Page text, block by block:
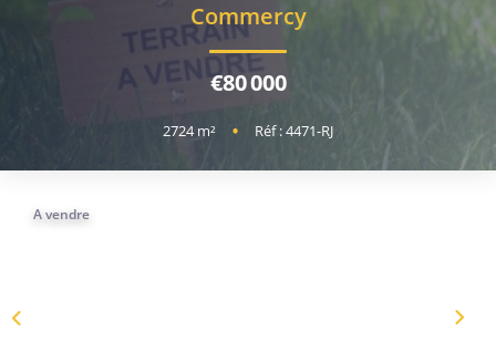
Commercy
€80 000
2724m² • Réf : 4471-RJ
A vendre